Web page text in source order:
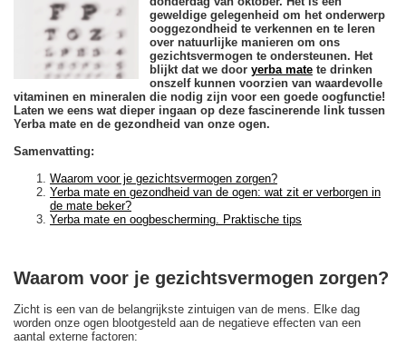
geweldige gelegenheid om het onderwerp
ooggezondheid te verkennen en te leren
over natuurlijke manieren om ons
gezichtsvermogen te ondersteunen. Het
blijkt dat we door yerba matete drinken
onszelf kunnen voorzien van waardevolle
vitaminen en mineralen die nodig zijn voor een goede oogfunctie!
Laten we eens wat dieper ingaan op deze fascinerende link tussen
Yerba mate en de gezondheid van onze ogen.
Samenvatting:
Waarom voor je gezichtsvermogen zorgen?
Yerba mate en gezondheid van de ogen: wat zit er verborgen in
de mate beker?
Yerba mate en oogbescherming. Praktische tips
Waarom voor je gezichtsvermogen zorgen?
Zicht is een van de belangrijkste zintuigen van de mens. Elke dag
worden onze ogen blootgesteld aan de negatieve effecten van een
aantal externe factoren: